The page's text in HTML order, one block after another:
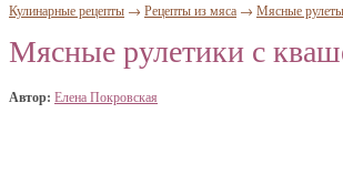
Кулинарные рецепты → Рецепты из мяса → Мясные рулеты
Мясные рулетики с
Автор: Елена Покровская